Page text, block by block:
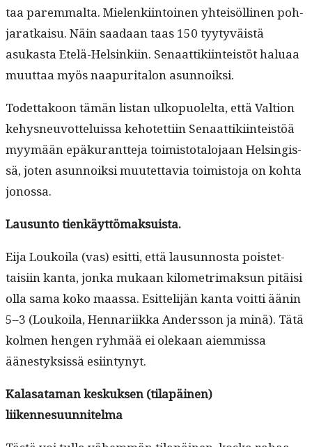
taa parem­mal­ta. Mie­lenki­in­toinen yhteisölli­nen poh­
jaratkaisu. Näin saadaan taas 150 tyy­tyväistä
asukas­ta Etelä-Helsinki­in. Senaat­tiki­in­teistöt halu­aa
muut­taa myös naa­pu­ri­talon asunnoiksi.
Todet­takoon tämän lis­tan ulkop­uolelta, että Val­tion
kehys­neu­vot­teluis­sa kehotet­ti­in Senaat­tiki­in­teistöä
myymään epäku­rant­te­ja toimis­to­talo­jaan Helsingis­
sä, joten asun­noik­si muutet­tavia toimis­to­ja on koh­ta
jonossa.
Lausun­to tienkäyttömaksuista.
Eija Loukoila (vas) esit­ti, että lausun­nos­ta pois­tet­
taisi­in kan­ta, jon­ka mukaan kilo­metri­mak­sun pitäisi
olla sama koko maas­sa. Esit­telijän kan­ta voit­ti äänin
5–3 (Loukoila, Hen­nari­ik­ka Ander­s­son ja minä). Tätä
kol­men hen­gen ryh­mää ei olekaan aiem­mis­sa
äänestyk­sis­sä esiintynyt.
Kalasa­ta­man keskuk­sen (tilapäi­nen)
liikennesuunnitelma